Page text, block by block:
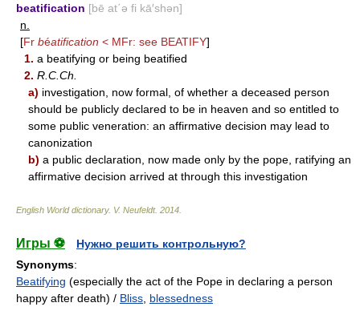
beatification [bē at΄ə fi kā′shən]
n.
[Fr béatification < MFr: see BEATIFY]
1. a beatifying or being beatified
2. R.C.Ch.
a) investigation, now formal, of whether a deceased person
should be publicly declared to be in heaven and so entitled to
some public veneration: an affirmative decision may lead to
canonization
b) a public declaration, now made only by the pope, ratifying an
affirmative decision arrived at through this investigation
English World dictionary. V. Neufeldt. 2014
Игры ⚽
Нужно решить контрольную?
Synonyms:
Beatifying (especially the act of the Pope in declaring a person
happy after death) / Bliss blessedness